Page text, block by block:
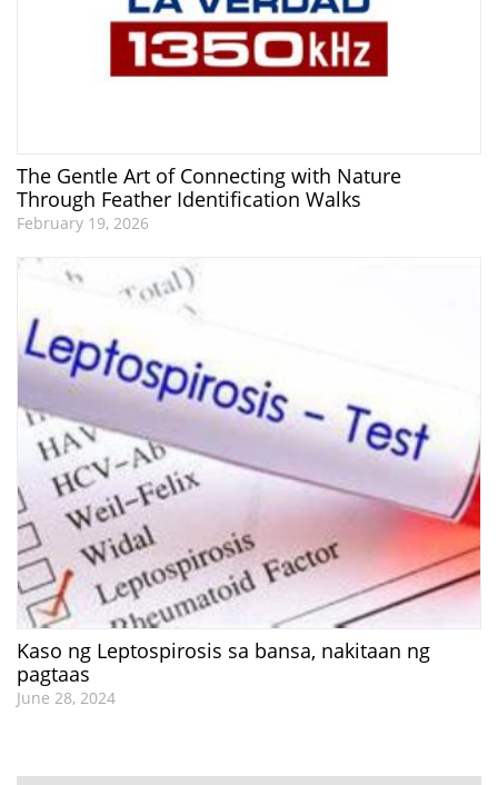
The Gentle Art of Connecting with Nature
Through Feather Identification Walks
February 19, 2026
Kaso ng Leptospirosis sa bansa, nakitaan ng
pagtaas
June 28, 2024